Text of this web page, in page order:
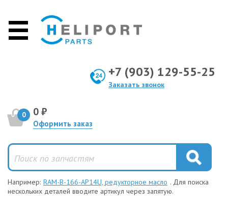
+7 (903) 129-55-25
Заказать звонок
0 0 ₽
Оформить заказ
Например: RAM-B-166-AP14U, редукторное масло . Для поиска
нескольких деталей вводите артикул через запятую.